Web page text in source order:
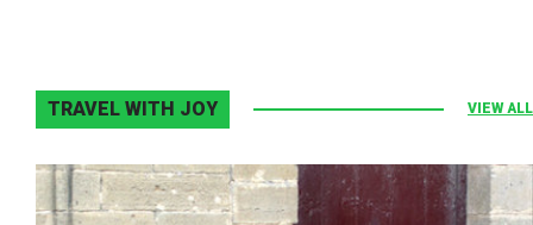
TRAVEL WITH JOY VIEW ALL